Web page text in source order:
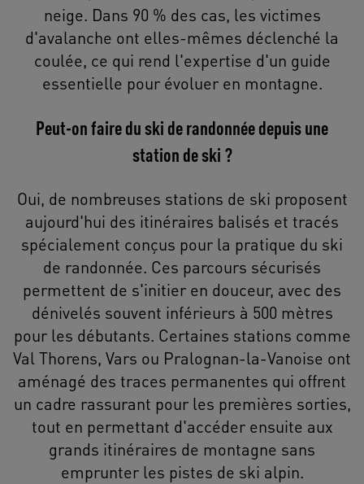
neige. Dans 90 % des cas, les victimes
d'avalanche ont elles-mêmes déclenché la
coulée, ce qui rend l'expertise d'un guide
essentielle pour évoluer en montagne.
Peut-on faire du ski de randonnée depuis une
station de ski ?
Oui, de nombreuses stations de ski proposent
aujourd'hui des itinéraires balisés et tracés
spécialement conçus pour la pratique du ski
de randonnée. Ces parcours sécurisés
permettent de s'initier en douceur, avec des
dénivelés souvent inférieurs à 500 mètres
pour les débutants. Certaines stations comme
Val Thorens, Vars ou Pralognan-la-Vanoise ont
aménagé des traces permanentes qui offrent
un cadre rassurant pour les premières sorties,
tout en permettant d'accéder ensuite aux
grands itinéraires de montagne sans
emprunter les pistes de ski alpin.